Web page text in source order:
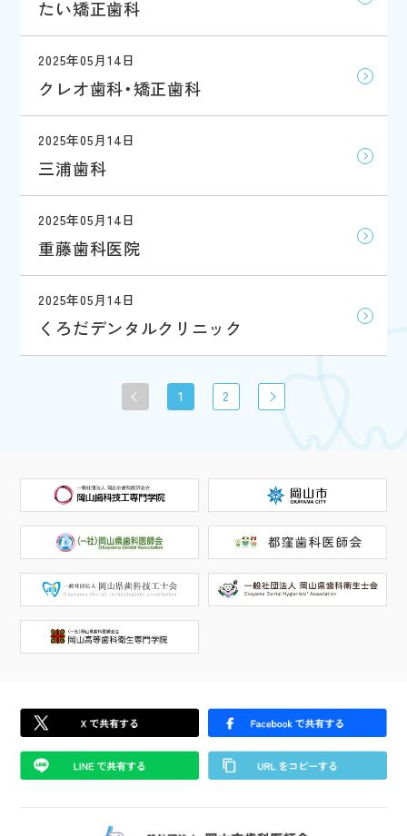
たい矯正歯科
2025年05月14日
クレオ歯科・矯正歯科
2025年05月14日
三浦歯科
2025年05月14日
重藤歯科医院
2025年05月14日
くろだデンタルクリニック
1 2